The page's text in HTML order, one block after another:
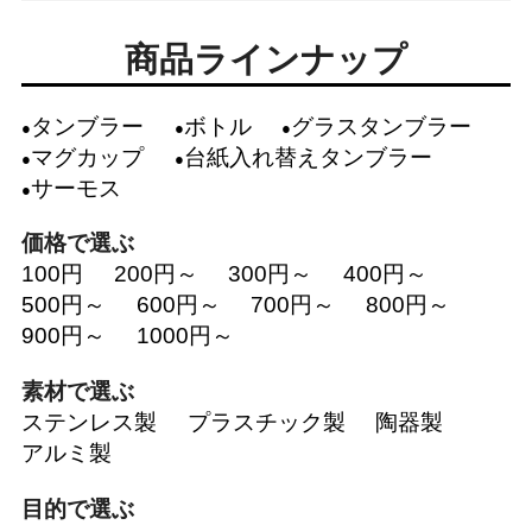
商品ラインナップ
タンブラー ボトル
グラスタンブラー
マグカップ
台紙入れ替えタンブラー
サーモス
価格で選ぶ
100円
200円～ 300円～
400円～
500円～
600円～ 700円～
800円～
900円～
1000円～
素材で選ぶ
ステンレス製
プラスチック製
陶器製
アルミ製
目的で選ぶ